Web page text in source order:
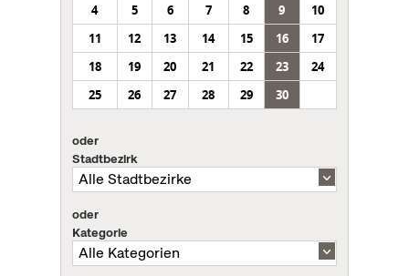
4
5 6 7 8 9
10
11
12 13 14 15 16
17
18
19 20 21 22 23
24
25
26 27 28 29 30
oder
Stadtbezirk
oder
Kategorie